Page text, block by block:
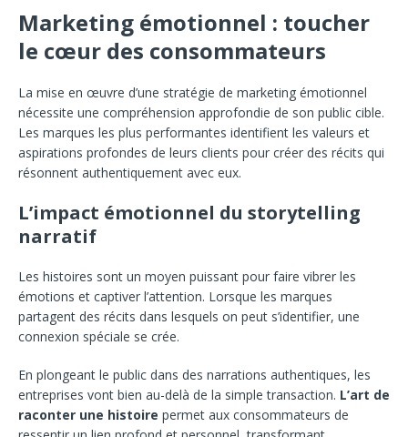
Marketing émotionnel : toucher
le cœur des consommateurs
La mise en œuvre d’une stratégie de marketing émotionnel
nécessite une compréhension approfondie de son public cible.
Les marques les plus performantes identifient les valeurs et
aspirations profondes de leurs clients pour créer des récits qui
résonnent authentiquement avec eux.
L’impact émotionnel du storytelling
narratif
Les histoires sont un moyen puissant pour faire vibrer les
émotions et captiver l’attention. Lorsque les marques
partagent des récits dans lesquels on peut s’identifier, une
connexion spéciale se crée.
En plongeant le public dans des narrations authentiques, les
entreprises vont bien au-delà de la simple transaction. L’art de
raconter une histoire permet aux consommateurs de